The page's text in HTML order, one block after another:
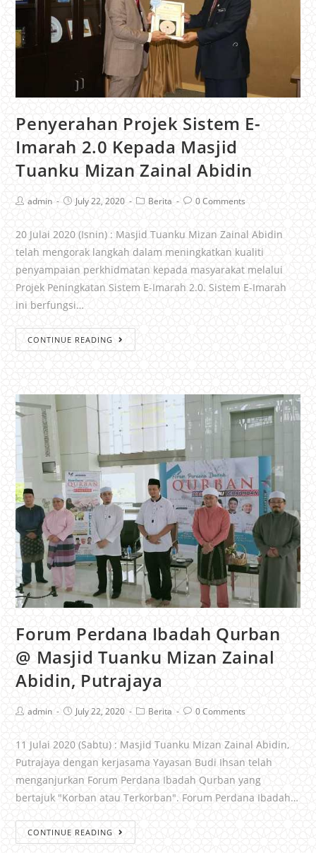
Penyerahan Projek Sistem E-
Imarah 2.0 Kepada Masjid
Tuanku Mizan Zainal Abidin
admin July 22, 2020 Berita 0 Comments
20 Julai 2020 (Isnin) : Masjid Tuanku Mizan Zainal Abidin
telah mengorak langkah dalam meningkatkan kualiti
penyampaian perkhidmatan kepada masyarakat melalui
Projek Peningkatan Sistem E-Imarah 2.0. Sistem E-Imarah
ini berfungsi…
CONTINUE READING
Forum Perdana Ibadah Qurban
@ Masjid Tuanku Mizan Zainal
Abidin, Putrajaya
admin July 22, 2020 Berita 0 Comments
11 Julai 2020 (Sabtu) : Masjid Tuanku Mizan Zainal Abidin,
Putrajaya dengan kerjasama Yayasan Budi Ihsan telah
menganjurkan Forum Perdana Ibadah Qurban yang
bertajuk "Korban atau Terkorban". Forum Perdana Ibadah…
CONTINUE READING